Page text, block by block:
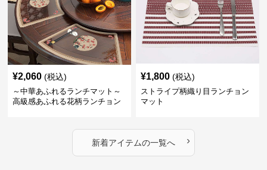
¥2,060 (税込)
～中華あふれるランチマット～
高級感あふれる花柄ランチョン
¥1,800 (税込)
ストライプ柄織り目ランチョン
マット
新着アイテムの一覧へ ›